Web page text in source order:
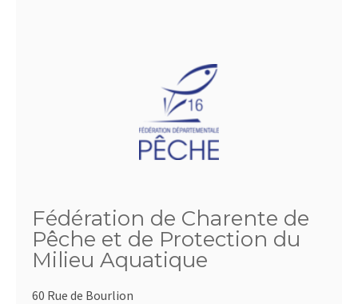
Fédération de Charente de
Pêche et de Protection du
Milieu Aquatique
60 Rue de Bourlion